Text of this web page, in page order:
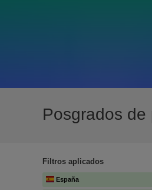
Posgrados
Filtros aplicados
España